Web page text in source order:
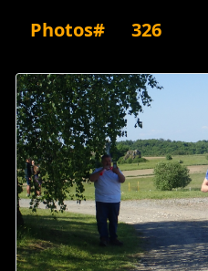
Photos# 326